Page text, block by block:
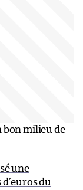
bon milieu de
une
du